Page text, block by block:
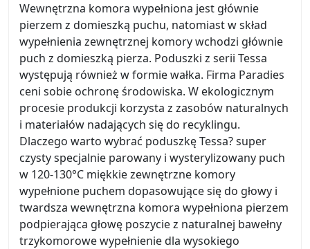
Wewnętrzna komora wypełniona jest głównie
pierzem z domieszką puchu, natomiast w skład
wypełnienia zewnętrznej komory wchodzi głównie
puch z domieszką pierza. Poduszki z serii Tessa
występują również w formie wałka. Firma Paradies
ceni sobie ochronę środowiska. W ekologicznym
procesie produkcji korzysta z zasobów naturalnych
i materiałów nadających się do recyklingu.
Dlaczego warto wybrać poduszkę Tessa? super
czysty specjalnie parowany i wysterylizowany puch
w 120-130°C miękkie zewnętrzne komory
wypełnione puchem dopasowujące się do głowy i
twardsza wewnętrzna komora wypełniona pierzem
podpierająca głowę poszycie z naturalnej bawełny
trzykomorowe wypełnienie dla wysokiego